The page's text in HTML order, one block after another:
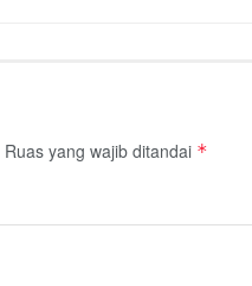
Ruas yang wajib ditandai *